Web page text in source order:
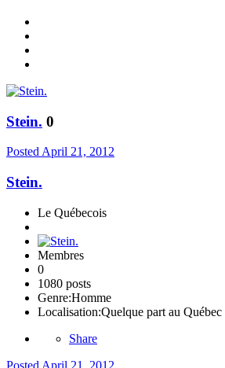
Stein. 0
Posted April 21, 2012
Stein.
Le Québecois
Membres
0
1080 posts
Genre:Homme
Localisation:Quelque part au Québec
Share
Posted April 21, 2012